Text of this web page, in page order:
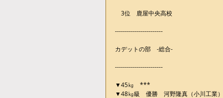
3位　鹿屋中央高校
------------------------
カデットの部　-総合-
------------------------
▼45㎏　***
▼48㎏級　優勝　河野隆真（小川工業）